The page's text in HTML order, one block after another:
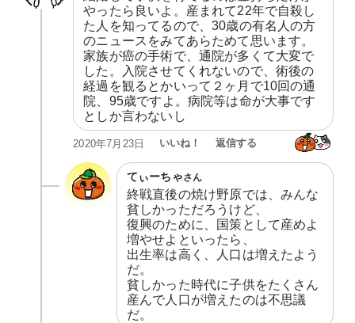
やったら良いよ。産まれて22年で自殺し
た人を知ってるので、30歳の有名人の方
のニュースをみてあらためて思います。
家族が癌の手術で、通院が多くて大変で
した。入院させてくれないので、術後の
経過を観るとかいって２ヶ月で10回の通
院、95歳ですよ。病院等は命が大事です
としか言わないし
2020年7月23日 いいね！ 返信する
てぃーちゃさん
終戦直後の焼け野原では、みんな
貧しかっただろうけど、
復興のために、国策として産めよ
増やせよといったら、
出生率は高く、人口は増えたよう
だ。
貧しかった時代に子供をたくさん
産んで人口が増えたのは不思議
だ。